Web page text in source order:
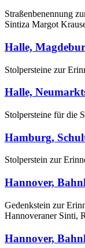
Straßenbenennung
Sintiza Margot
Halle,
Stolpersteine zur
Halle,
Stolpersteine für die
Hamburg,
Stolperstein zur
Hannover,
Gedenkstein zur
Hannoveraner Sinti,
Hannover,